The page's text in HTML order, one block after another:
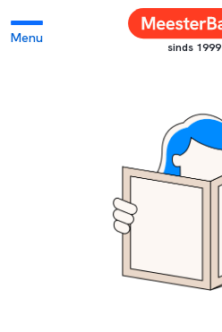
Menu
sinds 1999